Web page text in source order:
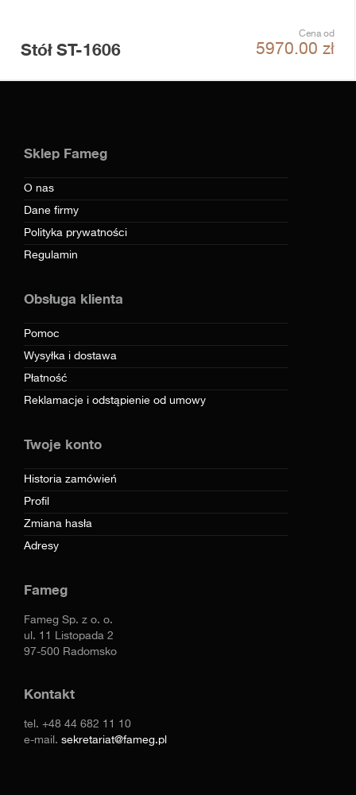
Stół ST-1606
Cena od
5970.00 zł
Sklep Fameg
O nas
Dane firmy
Polityka prywatności
Regulamin
Obsługa klienta
Pomoc
Wysyłka i dostawa
Płatność
Reklamacje i odstąpienie od umowy
Twoje konto
Historia zamówień
Profil
Zmiana hasła
Adresy
Fameg
Fameg Sp. z o. o.
ul. 11 Listopada 2
97-500 Radomsko
Kontakt
tel. +48 44 682 11 10
e-mail. sekretariat@fameg.pl